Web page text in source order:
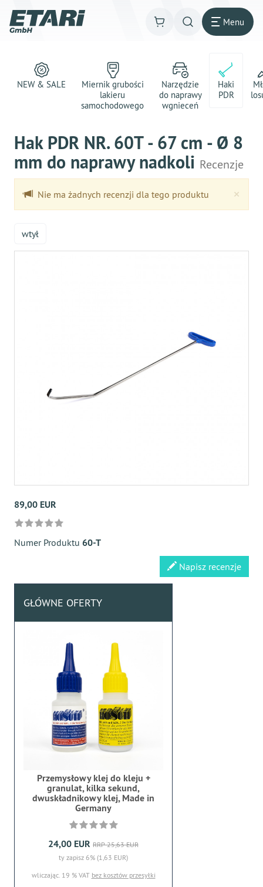
Menu
NEW & SALE
Miernik grubości
lakieru
samochodowego
Narzędzie
do naprawy
wgnieceń
Haki
PDR
Hak PDR NR. 60T - 67 cm - Ø 8
mm do naprawy nadkoli Recenzje
×
Nie ma żadnych recenzji dla tego produktu
wtył
89,00 EUR
Numer Produktu 60-T
Napisz recenzje
GŁÓWNE OFERTY
Przemysłowy klej do kleju +
granulat, kilka sekund,
dwuskładnikowy klej, Made in
Germany
24,00 EUR RRP 25,63 EUR
ty zapisz 6% (1,63 EUR)
wliczając. 19 % VAT bez kosztów przesyłki